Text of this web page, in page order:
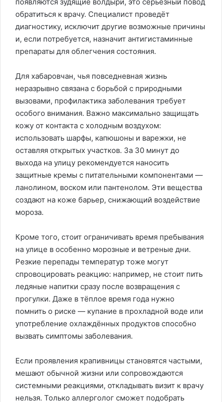
обратиться к врачу. Специалист проведёт
диагностику, исключит другие возможные причины
и, если потребуется, назначит антигистаминные
препараты для облегчения состояния.
Для хабаровчан, чья повседневная жизнь
неразрывно связана с борьбой с природными
вызовами, профилактика заболевания требует
особого внимания. Важно максимально защищать
кожу от контакта с холодным воздухом:
использовать шарфы, капюшоны и варежки, не
оставляя открытых участков. За 30 минут до
выхода на улицу рекомендуется наносить
защитные кремы с питательными компонентами —
ланолином, воском или пантенолом. Эти вещества
создают на коже барьер, снижающий воздействие
мороза.
Кроме того, стоит ограничивать время пребывания
на улице в особенно морозные и ветреные дни.
Резкие перепады температур тоже могут
спровоцировать реакцию: например, не стоит пить
ледяные напитки сразу после возвращения с
прогулки. Даже в тёплое время года нужно
помнить о риске — купание в прохладной воде или
употребление охлаждённых продуктов способно
вызвать симптомы заболевания.
Если проявления крапивницы становятся частыми,
мешают обычной жизни или сопровождаются
системными реакциями, откладывать визит к врачу
нельзя. Только аллерголог сможет подобрать